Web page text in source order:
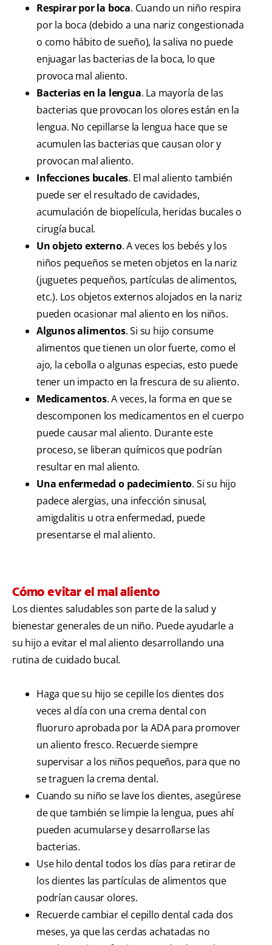
Respirar por la boca. Cuando un niño respira
por la boca (debido a una nariz congestionada
o como hábito de sueño), la saliva no puede
enjuagar las bacterias de la boca, lo que
provoca mal aliento.
Bacterias en la lengua. La mayoría de las
bacterias que provocan los olores están en la
lengua. No cepillarse la lengua hace que se
acumulen las bacterias que causan olor y
provocan mal aliento.
Infecciones bucales. El mal aliento también
puede ser el resultado de cavidades,
acumulación de biopelícula, heridas bucales o
cirugía bucal.
Un objeto externo. A veces los bebés y los
niños pequeños se meten objetos en la nariz
(juguetes pequeños, partículas de alimentos,
etc.). Los objetos externos alojados en la nariz
pueden ocasionar mal aliento en los niños.
Algunos alimentos. Si su hijo consume
alimentos que tienen un olor fuerte, como el
ajo, la cebolla o algunas especias, esto puede
tener un impacto en la frescura de su aliento.
Medicamentos. A veces, la forma en que se
descomponen los medicamentos en el cuerpo
puede causar mal aliento. Durante este
proceso, se liberan químicos que podrían
resultar en mal aliento.
Una enfermedad o padecimiento. Si su hijo
padece alergias, una infección sinusal,
amigdalitis u otra enfermedad, puede
presentarse el mal aliento.
Cómo evitar el mal aliento
Los dientes saludables son parte de la salud y
bienestar generales de un niño. Puede ayudarle a
su hijo a evitar el mal aliento desarrollando una
rutina de cuidado bucal.
Haga que su hijo se cepille los dientes dos
veces al día con una crema dental con
fluoruro aprobada por la ADA para promover
un aliento fresco. Recuerde siempre
supervisar a los niños pequeños, para que no
se traguen la crema dental.
Cuando su niño se lave los dientes, asegúrese
de que también se limpie la lengua, pues ahí
pueden acumularse y desarrollarse las
bacterias.
Use hilo dental todos los días para retirar de
los dientes las partículas de alimentos que
podrían causar olores.
Recuerde cambiar el cepillo dental cada dos
meses, ya que las cerdas achatadas no